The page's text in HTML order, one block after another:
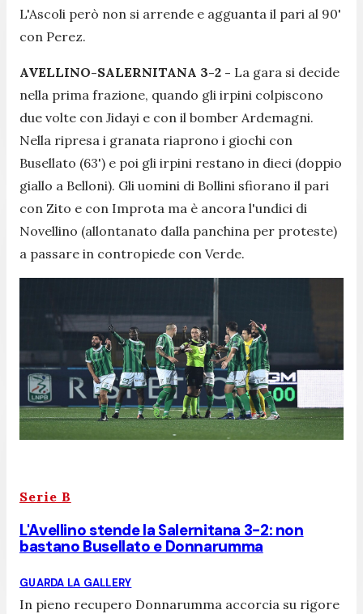
L'Ascoli però non si arrende e agguanta il pari al 90'
con Perez.
AVELLINO-SALERNITANA 3-2 - La gara si decide
nella prima frazione, quando gli irpini colpiscono
due volte con Jidayi e con il bomber Ardemagni.
Nella ripresa i granata riaprono i giochi con
Busellato (63') e poi gli irpini restano in dieci (doppio
giallo a Belloni). Gli uomini di Bollini sfiorano il pari
con Zito e con Improta ma è ancora l'undici di
Novellino (allontanato dalla panchina per proteste)
a passare in contropiede con Verde.
Serie B
L'Avellino stende la Salernitana 3-2: non
bastano Busellato e Donnarumma
GUARDA LA GALLERY
In pieno recupero Donnarumma accorcia su rigore